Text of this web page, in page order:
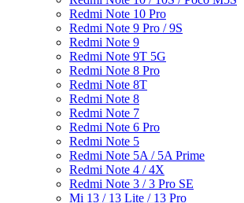
Redmi Note 10 Pro
Redmi Note 9 Pro / 9S
Redmi Note 9
Redmi Note 9T 5G
Redmi Note 8 Pro
Redmi Note 8T
Redmi Note 8
Redmi Note 7
Redmi Note 6 Pro
Redmi Note 5
Redmi Note 5A / 5A Prime
Redmi Note 4 / 4X
Redmi Note 3 / 3 Pro SE
Mi 13 / 13 Lite / 13 Pro